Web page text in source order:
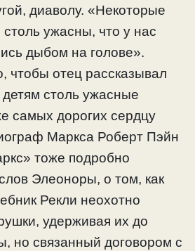
диаволу. «Некоторые
ужасны, что у нас
дыбом на голове».
чтобы отец рассказывал
столь ужасные
самых дорогих сердцу
Маркса Роберт Пэйн
тоже подробно
Элеоноры, о том, как
Рекли неохотно
удерживая их до
но связанный договором с